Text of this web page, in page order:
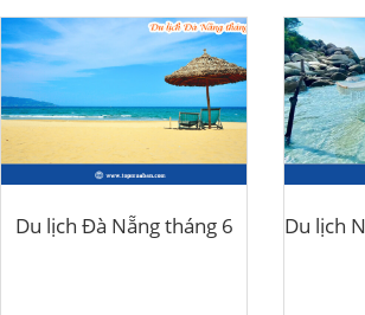
Du lịch Đà Nẵng tháng 6